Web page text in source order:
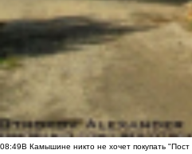
08:49В Камышине никто не хочет покупать